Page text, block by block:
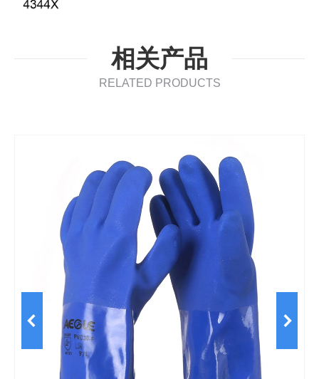
相关产品
RELATED PRODUCTS